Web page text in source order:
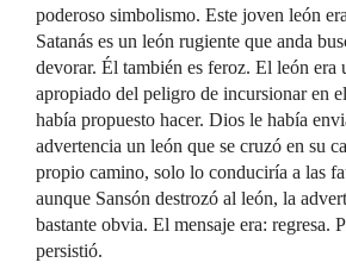
poderoso simbolismo. Este joven león
Satanás es un león rugiente que anda
devorar. Él también es feroz. El león era
apropiado del peligro de incursionar en
había propuesto hacer. Dios le había
advertencia un león que se cruzó en su
propio camino, solo lo conduciría a las
aunque Sansón destrozó al león, la
bastante obvia. El mensaje era: regresa.
persistió.